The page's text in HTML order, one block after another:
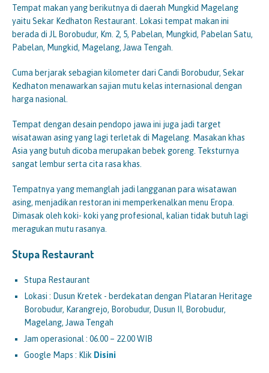
Tempat makan yang berikutnya di daerah Mungkid Magelang
yaitu Sekar Kedhaton Restaurant. Lokasi tempat makan ini
berada di JL Borobudur, Km. 2, 5, Pabelan, Mungkid, Pabelan Satu,
Pabelan, Mungkid, Magelang, Jawa Tengah.
Cuma berjarak sebagian kilometer dari Candi Borobudur, Sekar
Kedhaton menawarkan sajian mutu kelas internasional dengan
harga nasional.
Tempat dengan desain pendopo jawa ini juga jadi target
wisatawan asing yang lagi terletak di Magelang. Masakan khas
Asia yang butuh dicoba merupakan bebek goreng. Teksturnya
sangat lembur serta cita rasa khas.
Tempatnya yang memanglah jadi langganan para wisatawan
asing, menjadikan restoran ini memperkenalkan menu Eropa.
Dimasak oleh koki- koki yang profesional, kalian tidak butuh lagi
meragukan mutu rasanya.
Stupa Restaurant
Stupa Restaurant
Lokasi : Dusun Kretek - berdekatan dengan Plataran Heritage
Borobudur, Karangrejo, Borobudur, Dusun II, Borobudur,
Magelang, Jawa Tengah
Jam operasional : 06.00 – 22.00 WIB
Google Maps : Klik Disini